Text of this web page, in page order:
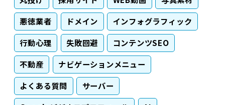
悪徳業者
ドメイン
インフォグラフィック
行動心理
失敗回避
コンテンツSEO
不動産
ナビゲーションメニュー
よくある質問
サーバー